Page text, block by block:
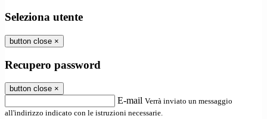
Seleziona utente
button close ×
Recupero password
button close ×
E-mail Verrà inviato un messaggio
all'indirizzo indicato con le istruzioni necessarie.